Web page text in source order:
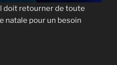
doit retourner de toute
natale pour un besoin